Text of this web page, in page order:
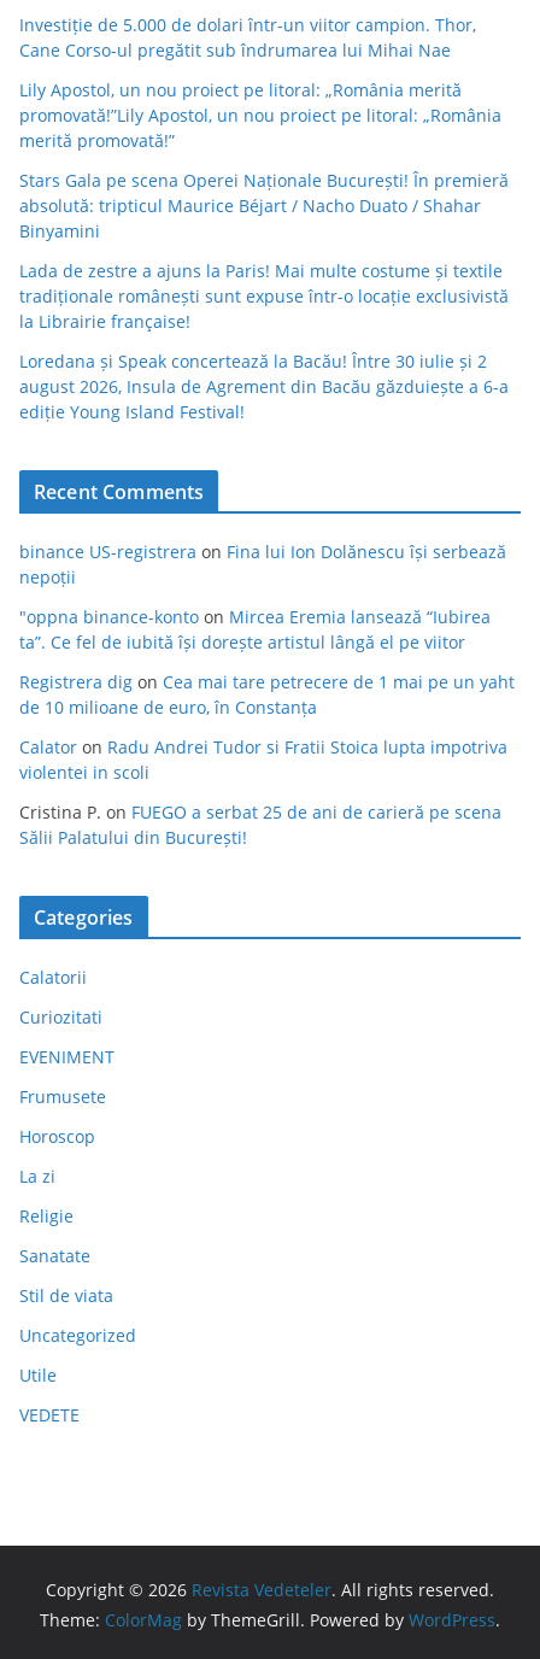
Investiție de 5.000 de dolari într-un viitor campion. Thor,
Cane Corso-ul pregătit sub îndrumarea lui Mihai Nae
Lily Apostol, un nou proiect pe litoral: „România merită
promovată!”Lily Apostol, un nou proiect pe litoral: „România
merită promovată!”
Stars Gala pe scena Operei Naționale București! În premieră
absolută: tripticul Maurice Béjart / Nacho Duato / Shahar
Binyamini
Lada de zestre a ajuns la Paris! Mai multe costume și textile
tradiționale românești sunt expuse într-o locație exclusivistă
la Librairie française!
Loredana și Speak concertează la Bacău! Între 30 iulie și 2
august 2026, Insula de Agrement din Bacău găzduiește a 6-a
ediție Young Island Festival!
Recent Comments
binance US-registrera on Fina lui Ion Dolănescu își serbează
nepoții
"oppna binance-konto on Mircea Eremia lansează “Iubirea
ta”. Ce fel de iubită își dorește artistul lângă el pe viitor
Registrera dig on Cea mai tare petrecere de 1 mai pe un yaht
de 10 milioane de euro, în Constanța
Calator on Radu Andrei Tudor si Fratii Stoica lupta impotriva
violentei in scoli
Cristina P. on FUEGO a serbat 25 de ani de carieră pe scena
Sălii Palatului din București!
Categories
Calatorii
Curiozitati
EVENIMENT
Frumusete
Horoscop
La zi
Religie
Sanatate
Stil de viata
Uncategorized
Utile
VEDETE
Copyright © 2026 Revista Vedeteler. All rights reserved.
Theme: ColorMag by ThemeGrill. Powered by WordPress.